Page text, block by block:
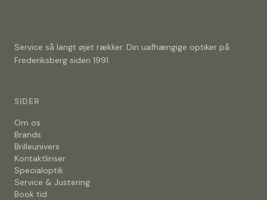
Service så langt øjet rækker. Din uafhængige optiker på
Frederiksberg siden 1991.
SIDER
Om os
Brands
Brilleunivers
Kontaktlinser
Specialoptik
Service & Justering
Book tid